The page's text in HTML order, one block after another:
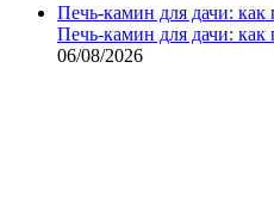
Печь-камин для дачи: как
Печь-камин для дачи: как
06/08/2026